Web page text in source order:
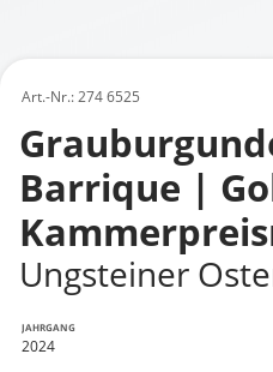
Art.-Nr.: 274 6525
Barrique |
Ungsteiner
JAHRGANG
2024